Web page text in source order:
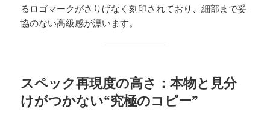
るロゴマークがさりげなく刻印されており、細部まで妥
協のない高級感が漂います。
スペック再現度の高さ：本物と見分
けがつかない“究極のコピー”